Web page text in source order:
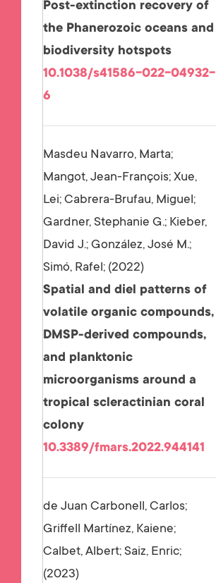
Post-extinction recovery of
the Phanerozoic oceans and
biodiversity hotspots
10.1038/s41586-022-04932-
6
Masdeu Navarro, Marta;
Mangot, Jean-François; Xue,
Lei; Cabrera-Brufau, Miguel;
Gardner, Stephanie G.; Kieber,
David J.; González, José M.;
Simó, Rafel; 2022
Spatial and diel patterns of
volatile organic compounds,
DMSP-derived compounds,
and planktonic
microorganisms around a
tropical scleractinian coral
colony
10.3389/fmars.2022.944141
de Juan Carbonell, Carlos;
Griffell Martínez, Kaiene;
Calbet, Albert; Saiz, Enric;
2023